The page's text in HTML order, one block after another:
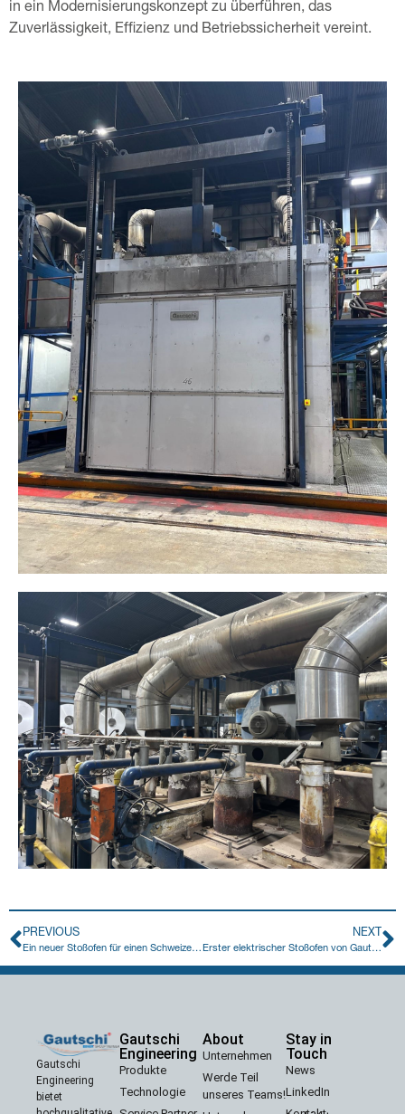
in ein Modernisierungskonzept zu überführen, das
Zuverlässigkeit, Effizienz und Betriebssicherheit vereint.
PREVIOUS
Ein neuer Stoßofen für einen Schweizer Kunden
NEXT
Erster elektrischer Stoßofen von Gautschi
Gautschi
Engineering
bietet
Gautschi
Engineering
Produkte
Technologie
About
Unternehmen
Werde Teil
unseres Teams!
Stay in
Touch
News
LinkedIn